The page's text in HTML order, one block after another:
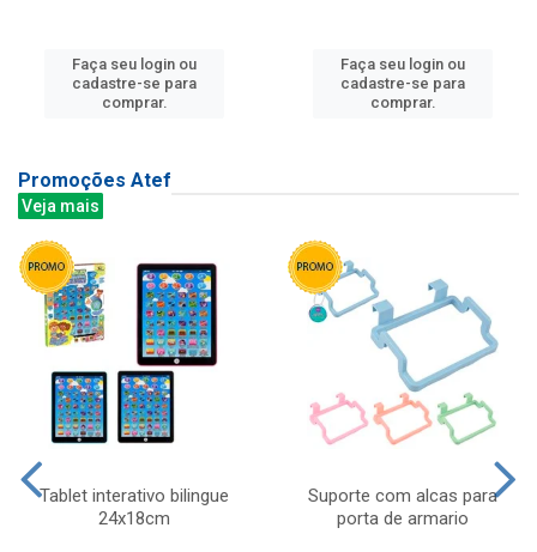
Faça seu login ou
cadastre-se para
comprar.
Faça seu login ou
cadastre-se para
comprar.
Promoções Atef
Veja mais
Tablet interativo bilingue
24x18cm
Suporte com alcas para
porta de armario